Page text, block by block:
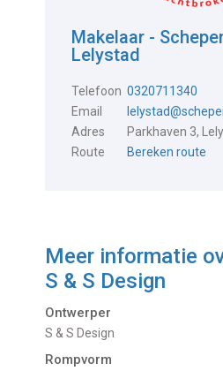
Makelaar -
Lelystad
Telefoon 0320711340
Email
Adres
Parkhaven 3,
Route
Bereken route
Meer informatie
S & S Design
Ontwerper
S & S Design
Rompvorm